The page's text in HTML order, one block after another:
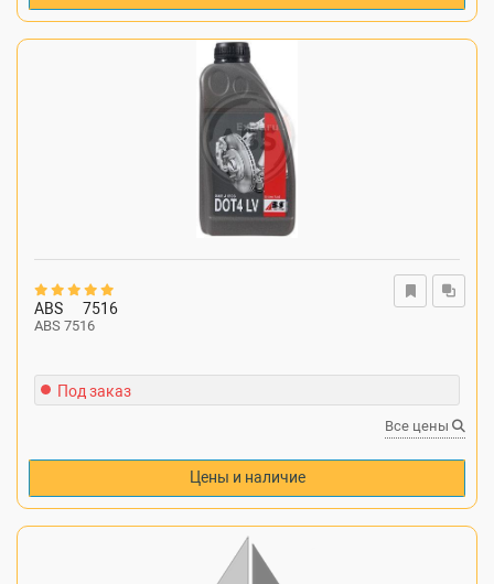
ABS 7516
ABS 7516
Под заказ
Все цены
Цены и наличие